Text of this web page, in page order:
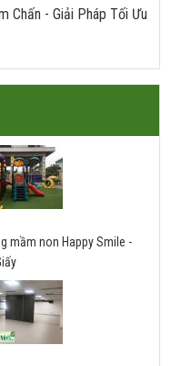
Chấn - Giải Pháp Tối Ưu
mầm non Happy Smile -